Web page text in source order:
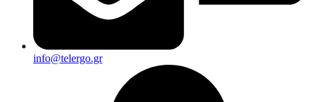
info@telergo.gr